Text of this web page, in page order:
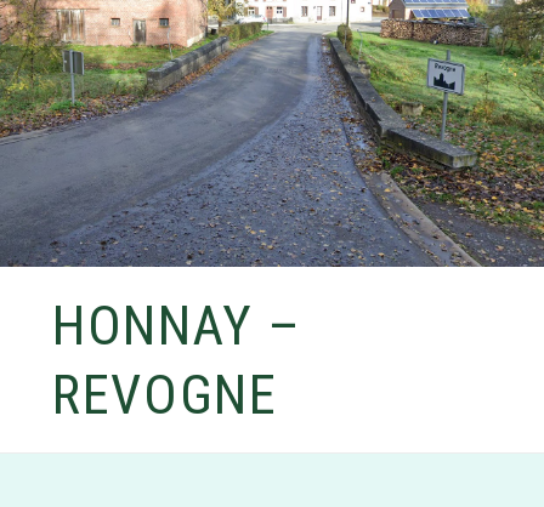
HONNAY –
REVOGNE